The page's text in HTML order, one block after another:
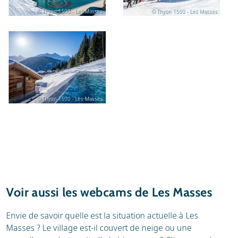
© Thyon 1500 - Les Masses © Thyon 1500 - Les Masses
© Thyon 1500 - Les Masses
Voir aussi les webcams de Les Masses
Envie de savoir quelle est la situation actuelle à Les
Masses ? Le village est-il couvert de neige ou une